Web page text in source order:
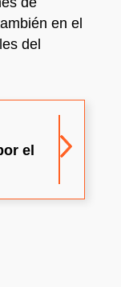
en el
del
el